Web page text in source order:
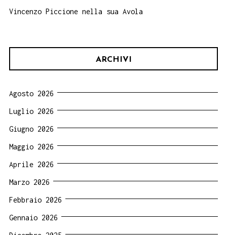
Vincenzo Piccione nella sua Avola
ARCHIVI
Agosto 2026
Luglio 2026
Giugno 2026
Maggio 2026
Aprile 2026
Marzo 2026
Febbraio 2026
Gennaio 2026